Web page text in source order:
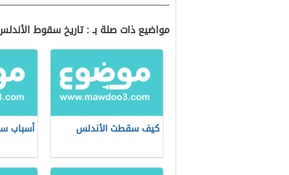
مواضيع ذات صلة بـ : تاريخ سقوط
كيف سقطت الأندلس أسباب